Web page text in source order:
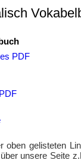
PDF
oben gelisteten
unsere Seite